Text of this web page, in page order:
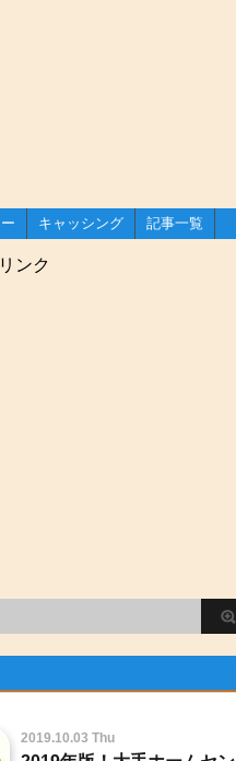
使える電子マネー
キャッシング 記事一覧
ンク
2019.10.03 Thu